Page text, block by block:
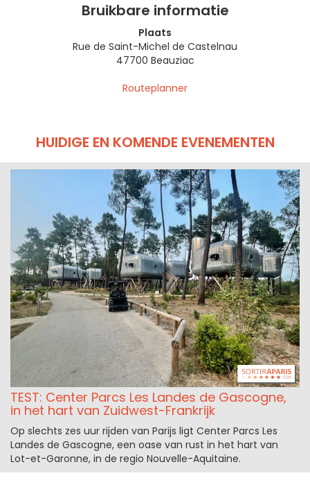
Bruikbare informatie
Plaats
Rue de Saint-Michel de Castelnau
47700 Beauziac
Routeplanner
HUIDIGE EN KOMENDE EVENEMENTEN
TEST: Center Parcs Les Landes de Gascogne,
in het hart van Zuidwest-Frankrijk
Op slechts zes uur rijden van Parijs ligt Center Parcs Les
Landes de Gascogne, een oase van rust in het hart van
Lot-et-Garonne, in de regio Nouvelle-Aquitaine.